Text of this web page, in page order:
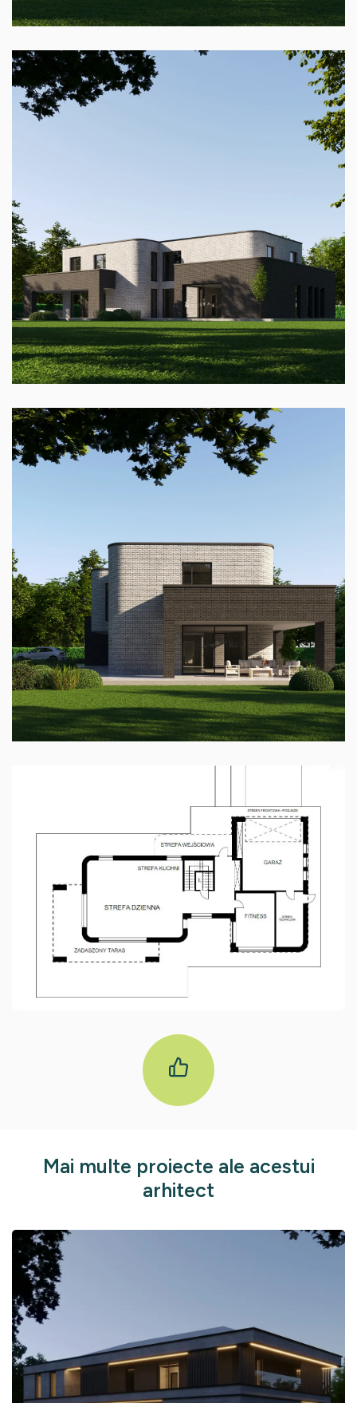
Mai multe proiecte ale acestui
arhitect